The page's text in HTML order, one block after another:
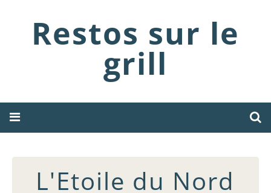
Restos sur le
grill
L'Etoile du Nord